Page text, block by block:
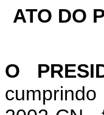
ATO DO
O